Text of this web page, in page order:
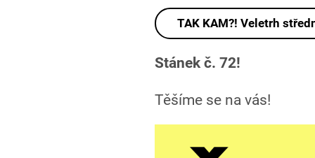
TAK KAM?! Veletrh
Stánek č. 72!
Těšíme se na vás!